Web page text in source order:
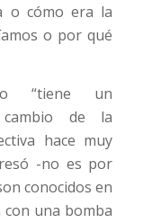
o cómo era la
o por qué
“tiene un
de la
hace muy
-no es por
conocidos en
una bomba